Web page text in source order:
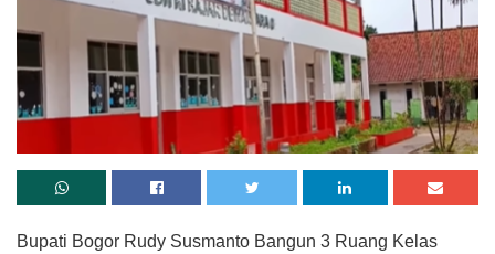
Bupati Bogor Rudy Susmanto Bangun 3 Ruang Kelas